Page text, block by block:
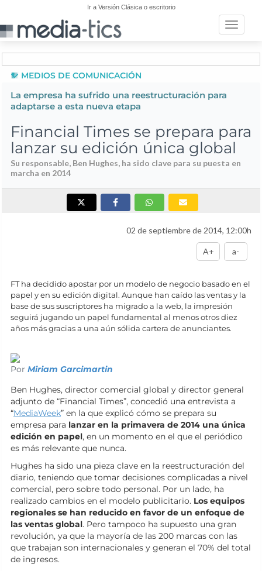
Ir a Versión Clásica o escritorio
Toggle
MEDIOS DE COMUNICACIÓN
La empresa ha sufrido una reestructuración para
adaptarse a esta nueva etapa
Financial Times se prepara para
lanzar su edición única global
Su responsable, Ben Hughes, ha sido clave para su puesta en
marcha en 2014
02 de septiembre de 2014, 12:00h
A+ a-
FT ha decidido apostar por un modelo de negocio basado en el
papel y en su edición digital. Aunque han caído las ventas y la
base de sus suscriptores ha migrado a la web, la impresión
seguirá jugando un papel fundamental al menos otros diez
años más gracias a una aún sólida cartera de anunciantes.
Por Miriam Garcimartin
Ben Hughes, director comercial global y director general
adjunto de “Financial Times”, concedió una entrevista a
“MediaWeek” en la que explicó cómo se prepara su
empresa para lanzar en la primavera de 2014 una única
edición en papel, en un momento en el que el periódico
es más relevante que nunca.
Hughes ha sido una pieza clave en la reestructuración del
diario, teniendo que tomar decisiones complicadas a nivel
comercial, pero sobre todo personal. Por un lado, ha
realizado cambios en el modelo publicitario. Los equipos
regionales se han reducido en favor de un enfoque de
las ventas global. Pero tampoco ha supuesto una gran
revolución, ya que la mayoría de las 200 marcas con las
que trabajan son internacionales y generan el 70% del total
de ingresos.